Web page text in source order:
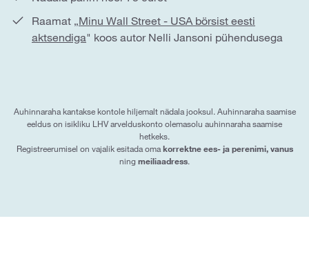
Raamat „Minu Wall Street - USA börsist eesti
aktsendiga" koos autor Nelli Jansoni pühendusega
Auhinnaraha kantakse kontole hiljemalt nädala jooksul. Auhinnaraha saamise
eeldus on isikliku LHV arvelduskonto olemasolu auhinnaraha saamise
hetkeks.
Registreerumisel on vajalik esitada omakorrektne ees- ja perenimi, vanus
ning meiliaadress.